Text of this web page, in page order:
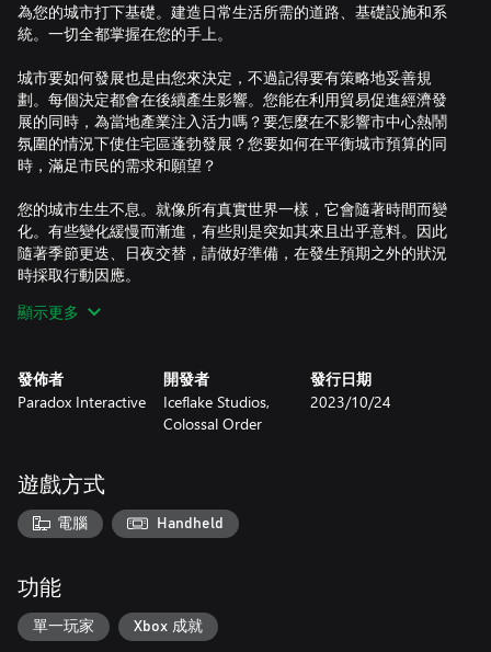
為您的城市打下基礎。建造日常生活所需的道路、基礎設施和系
統。一切全都掌握在您的手上。
城市要如何發展也是由您來決定，不過記得要有策略地妥善規
劃。每個決定都會在後續產生影響。您能在利用貿易促進經濟發
展的同時，為當地產業注入活力嗎？要怎麼在不影響市中心熱鬧
氛圍的情況下使住宅區蓬勃發展？您要如何在平衡城市預算的同
時，滿足市民的需求和願望？
您的城市生生不息。就像所有真實世界一樣，它會隨著時間而變
化。有些變化緩慢而漸進，有些則是突如其來且出乎意料。因此
隨著季節更迭、日夜交替，請做好準備，在發生預期之外的狀況
時採取行動因應。
《Cities: Skylines II》是有史以來最精細逼真的城市建造遊戲，將
某些遊戲功能需有 Paradox 帳號才能使用。您必須年滿 16 歲才
能建立 Paradox 帳號。詳情請參閱
顯示更多
發佈者
Paradox Interactive
開發者
Iceflake Studios,
Colossal Order
發行日期
2023/10/24
遊戲方式
電腦 Handheld
功能
單一玩家 Xbox 成就